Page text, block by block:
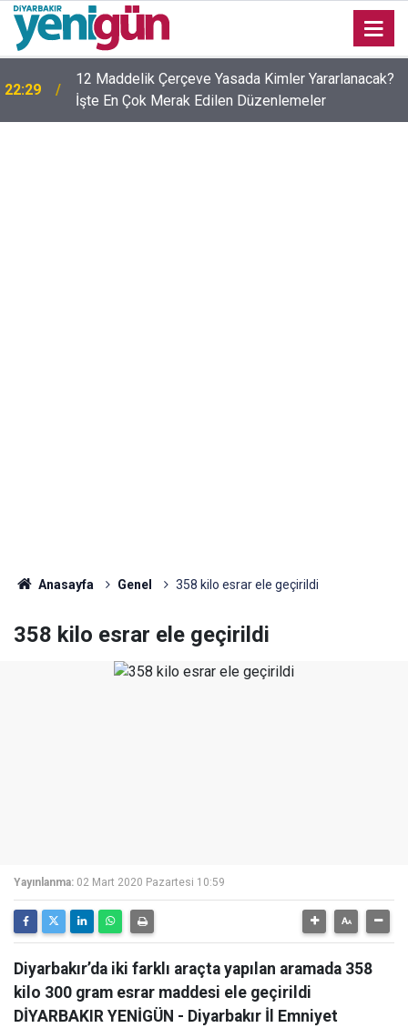
22:29
12 Maddelik Çerçeve Yasada Kimler Yararlanacak?
İşte En Çok Merak Edilen Düzenlemeler
Anasayfa Genel 358 kilo esrar ele geçirildi
358 kilo esrar ele geçirildi
Yayınlanma: 02 Mart 2020 Pazartesi 10:59
Diyarbakır’da iki farklı araçta yapılan aramada 358
kilo 300 gram esrar maddesi ele geçirildi
DİYARBAKIR YENİGÜN - Diyarbakır İl Emniyet